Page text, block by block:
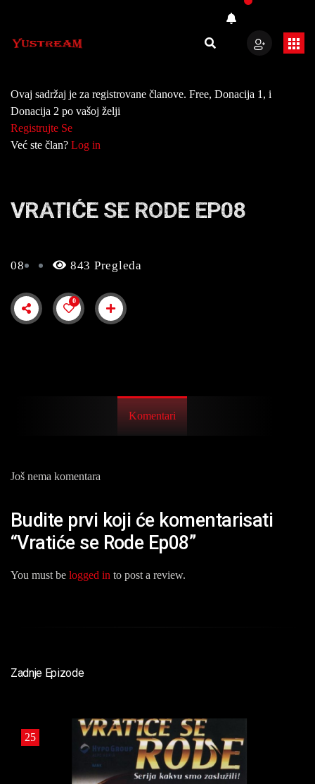
Ovaj sadržaj je za registrovane članove. Free, Donacija 1, i
Donacija 2 po vašoj želji
Registrujte Se
Već ste član? Log in
VRATIĆE SE RODE EP08
08 843 Pregleda
0
Komentari
Još nema komentara
Budite prvi koji će komentarisati
“Vratiće se Rode Ep08”
You must be logged in to post a review.
Zadnje Epizode
25